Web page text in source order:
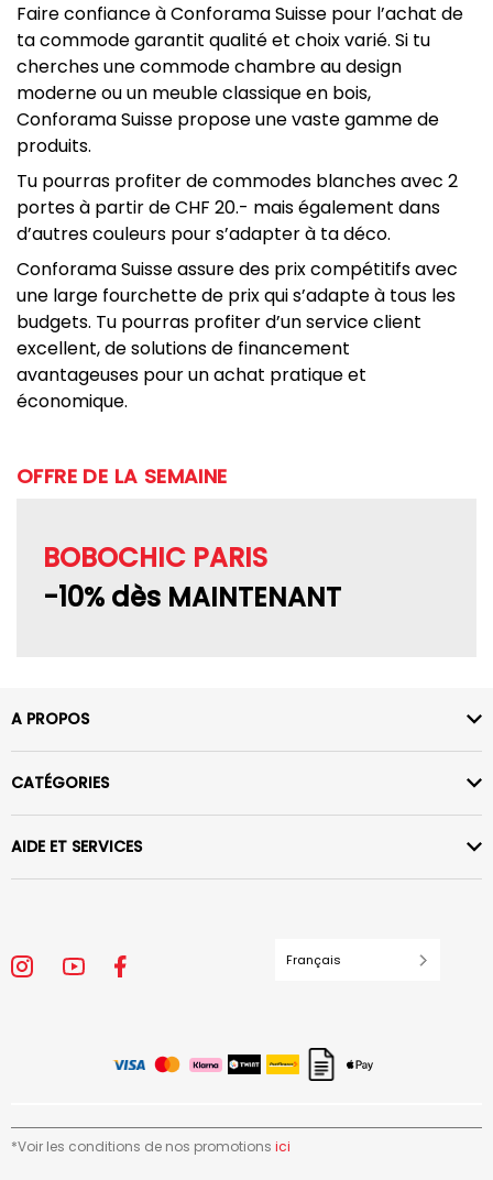
Faire confiance à Conforama Suisse pour l’achat de
ta commode garantit qualité et choix varié. Si tu
cherches une commode chambre au design
moderne ou un meuble classique en bois,
Conforama Suisse propose une vaste gamme de
produits.
Tu pourras profiter de commodes blanches avec 2
portes à partir de CHF 20.- mais également dans
d’autres couleurs pour s’adapter à ta déco.
Conforama Suisse assure des prix compétitifs avec
une large fourchette de prix qui s’adapte à tous les
budgets. Tu pourras profiter d’un service client
excellent, de solutions de financement
avantageuses pour un achat pratique et
économique.
OFFRE DE LA SEMAINE
BOBOCHIC PARIS
-10% dès MAINTENANT
A PROPOS
CATÉGORIES
AIDE ET SERVICES
Français
*Voir les conditions de nos promotions ici